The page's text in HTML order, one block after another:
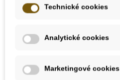
Jednorožci
260 Kč 289 Kč
Technické cookies
Analytické cookies
Marketingové cookies